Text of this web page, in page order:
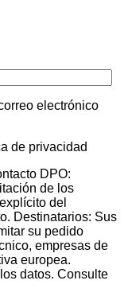
electrónico
de privacidad
DPO:
de los
del
Destinatarios: Sus
su pedido
empresas de
europea.
datos. Consulte